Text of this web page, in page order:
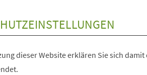
dieser Website erklären Sie sich